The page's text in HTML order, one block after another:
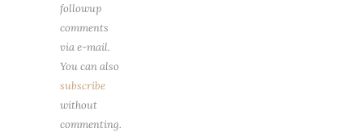
followup
comments
via e-mail.
You can also
subscribe
without
commenting.